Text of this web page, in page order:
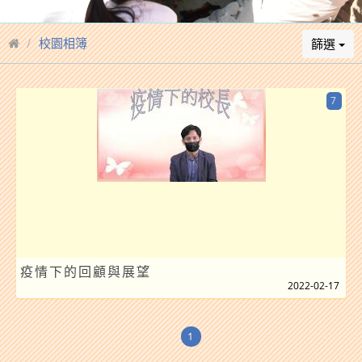
校園相簿 篩選
疫情下的回顧與展望
7
2022-02-17
1